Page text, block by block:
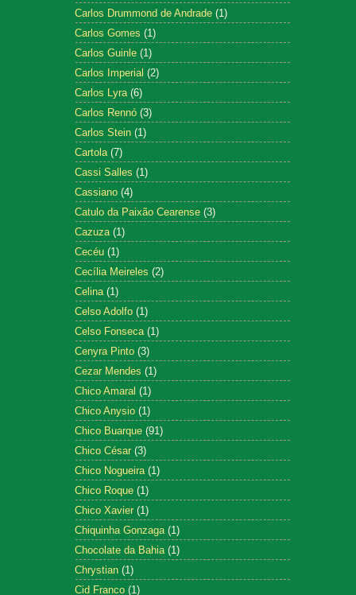
Carlos Drummond de Andrade (1)
Carlos Gomes (1)
Carlos Guinle (1)
Carlos Imperial (2)
Carlos Lyra (6)
Carlos Rennó (3)
Carlos Stein (1)
Cartola (7)
Cassi Salles (1)
Cassiano (4)
Catulo da Paixão Cearense (3)
Cazuza (1)
Cecéu (1)
Cecília Meireles (2)
Celina (1)
Celso Adolfo (1)
Celso Fonseca (1)
Cenyra Pinto (3)
Cezar Mendes (1)
Chico Amaral (1)
Chico Anysio (1)
Chico Buarque (91)
Chico César (3)
Chico Nogueira (1)
Chico Roque (1)
Chico Xavier (1)
Chiquinha Gonzaga (1)
Chocolate da Bahia (1)
Chrystian (1)
Cid Franco (1)